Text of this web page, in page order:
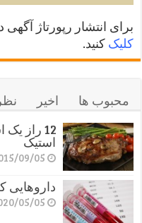
برای انتشار رپورتاژ
کلیک کنید.
محبوب ها اخیر نظر
12 راز
استیک
09/05
داروهایی
05/05